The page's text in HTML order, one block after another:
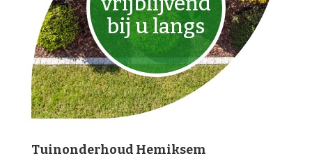
bij u langs
Tuinonderhoud Hemiksem